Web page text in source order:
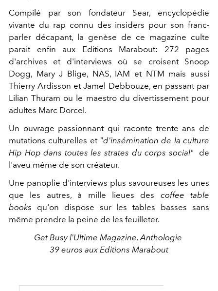
Compilé par son fondateur Sear, encyclopédie
vivante du rap connu des insiders pour son franc-
parler décapant, la genèse de ce magazine culte
parait enfin aux Editions Marabout: 272 pages
d'archives et d'interviews où se croisent Snoop
Dogg, Mary J Blige, NAS, IAM et NTM mais aussi
Thierry Ardisson et Jamel Debbouze, en passant par
Lilian Thuram ou le maestro du divertissement pour
adultes Marc Dorcel.
Un ouvrage passionnant qui raconte trente ans de
mutations culturelles et "d'insémination de la culture
Hip Hop dans toutes les strates du corps social" de
l'aveu même de son créateur.
Une panoplie d'interviews plus savoureuses les unes
que les autres, à mille lieues des coffee table
books qu'on dispose sur les tables basses sans
même prendre la peine de les feuilleter.
Get Busy l'Ultime Magazine, Anthologie
39 euros aux Editions Marabout